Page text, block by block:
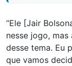
“Ele [Jair
nesse jogo,
desse tema. Eu
que vamos